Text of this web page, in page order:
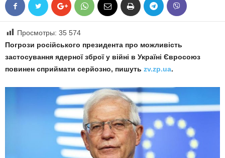
Просмотры: 35 574
Погрози російського президента про можливість
застосування ядерної зброї у війні в Україні Євросоюз
повинен сприймати серйозно, пишуть zv.zp.ua.